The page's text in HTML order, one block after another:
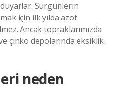
Sürgünlerin
için ilk yılda azot
Ancak topraklarımızda
çinko depolarında eksiklik
neden